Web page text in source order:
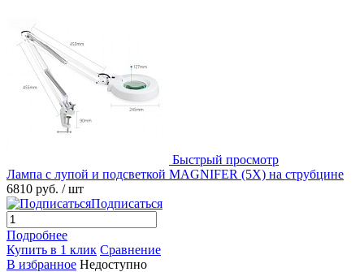
Быстрый просмотр
Лампа с лупой и подсветкой MAGNIFER (5X) на струбцине
6810 руб. / шт
Подписаться
Подробнее
Купить в 1 клик Сравнение
В избранное Недоступно